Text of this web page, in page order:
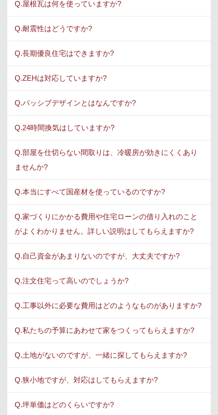
Q.屋根瓦は何を使っていますか?
Q.耐震性はどうですか?
Q.長期優良住宅はできますか?
Q.ZEHは対応していますか?
Q.パッシブデザインとはなんですか?
Q.24時間換気はしていますか?
Q.部屋を仕切らない間取りは、冷暖房が効きにくくあり
ませんか?
Q.本当にすべて国産材を使っているのですか?
Q.家づくりにかかる費用や住宅ローンの借り入れのこと
がよくわかりません。詳しい説明はしてもらえますか?
Q.自己資金があまりないのですが、大丈夫ですか?
Q.注文住宅って高いのでしょうか?
Q.工事以外に必要な費用はどのようなものがありますか?
Q.私たちの予算にあわせて家をつくってもらえますか?
Q.土地がないのですが、一緒に探してもらえますか?
Q.狭小地ですが、対応はしてもらえますか?
Q.坪単価はどのくらいですか?